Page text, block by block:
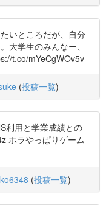
いところだが、自分
大学生のみんなー、
t.co/mYeCgWOv5v
(投稿一覧)
利用と学業成績との
ホラやっぱりゲーム
(投稿一覧)